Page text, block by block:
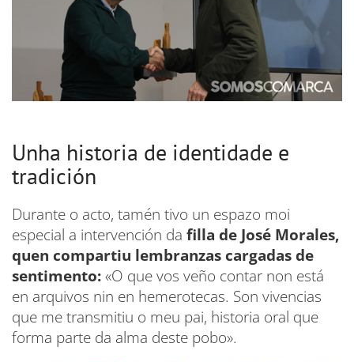
Unha historia de identidade e
tradición
Durante o acto, tamén tivo un espazo moi
especial a intervención da filla de José Morales,
quen compartiu lembranzas cargadas de
sentimento:«O que vos veño contar non está
en arquivos nin en hemerotecas. Son vivencias
que me transmitiu o meu pai, historia oral que
forma parte da alma deste pobo».